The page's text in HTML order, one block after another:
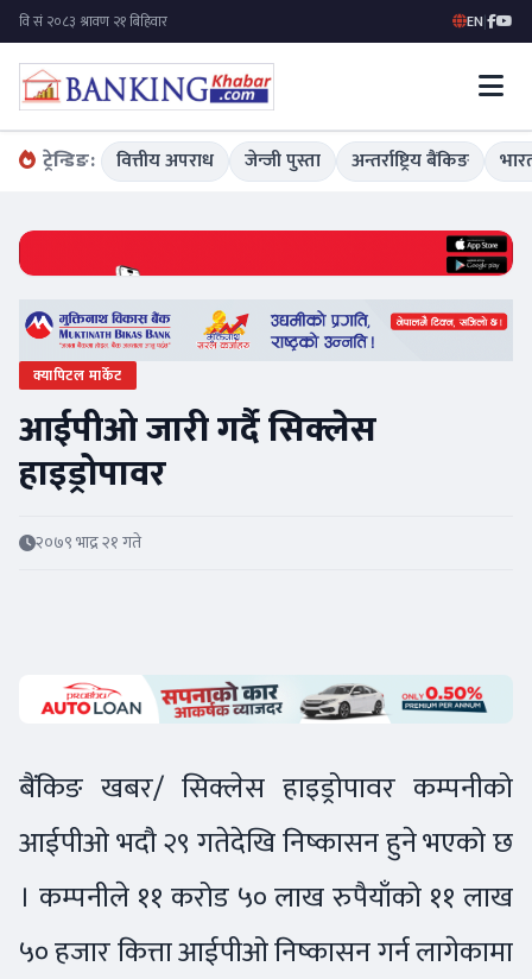
EN|
ट्रेन्डिङ: वित्तीय अपराध जेन्जी पुस्ता अन्तर्राष्ट्रिय बैंकिङ
क्यापिटल मार्केट
आईपीओ जारी गर्दै सिक्लेस
हाइड्रोपावर
२०७९ भाद्र २१ गते
बैंकिङ खबर/ सिक्लेस हाइड्रोपावर कम्पनीको
आईपीओ भदौ २९ गतेदेखि निष्कासन हुने भएको छ
। कम्पनीले ११ करोड ५० लाख रुपैयाँको ११ लाख
५० हजार कित्ता आईपीओ निष्कासन गर्न लागेकामा